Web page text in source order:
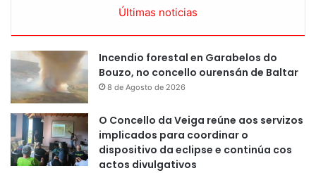
Últimas noticias
Incendio forestal en Garabelos do
Bouzo, no concello ourensán de Baltar
8 de Agosto de 2026
O Concello da Veiga reúne aos servizos
implicados para coordinar o
dispositivo da eclipse e continúa cos
actos divulgativos